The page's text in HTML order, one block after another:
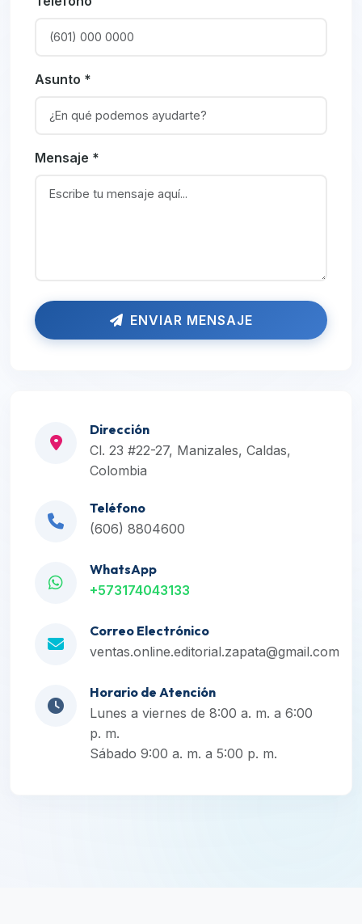
Asunto *
Mensaje *
ENVIAR MENSAJE
Dirección
Cl. 23 #22-27, Manizales, Caldas,
Colombia
Teléfono
(606) 8804600
WhatsApp
+573174043133
Correo Electrónico
ventas.online.editorial.zapata@gmail.com
Horario de Atención
Lunes a viernes de 8:00 a. m. a 6:00
p. m.
Sábado 9:00 a. m. a 5:00 p. m.